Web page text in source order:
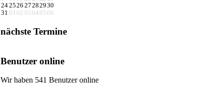
242526 27282930
31 01 02 03 04 05 06
nächste Termine
Benutzer online
Wir haben 541 Benutzer online